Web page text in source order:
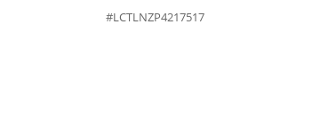
#LCTLNZP4217517